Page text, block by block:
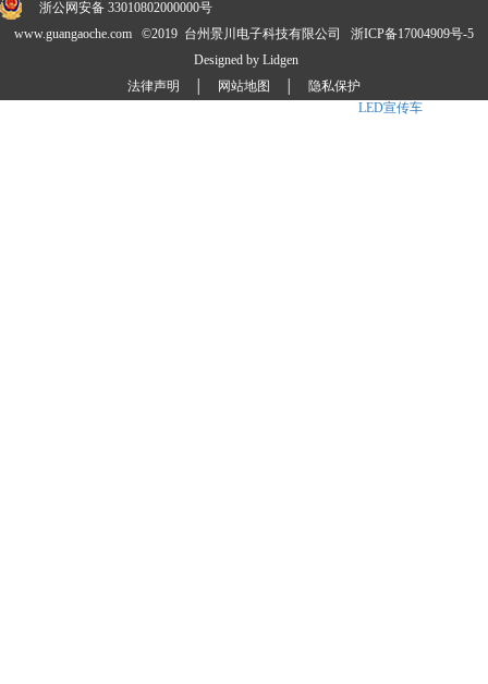
浙公网安备 33010802000000号
www.guangaoche.com ©2019 台州景川电子科技有限公司 浙ICP备17004909号-5
Designed by Lidgen
法律声明
网站地图
隐私保护
LED宣传车、消防宣传